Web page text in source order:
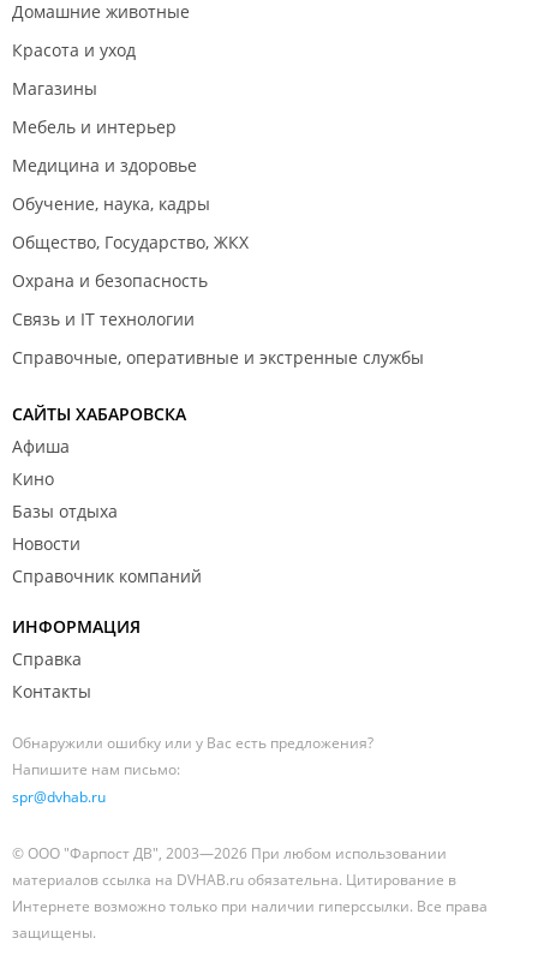
Домашние животные
Красота и уход
Магазины
Мебель и интерьер
Медицина и здоровье
Обучение, наука, кадры
Общество, Государство, ЖКХ
Охрана и безопасность
Связь и IT технологии
Справочные, оперативные и экстренные службы
САЙТЫ ХАБАРОВСКА
Афиша
Кино
Базы отдыха
Новости
Справочник компаний
ИНФОРМАЦИЯ
Справка
Контакты
Обнаружили ошибку или у Вас есть предложения?
Напишите нам письмо:
spr@dvhab.ru
© ООО "Фарпост ДВ", 2003—2026 При любом использовании
материалов ссылка на DVHAB.ru обязательна. Цитирование в
Интернете возможно только при наличии гиперссылки. Все права
защищены.